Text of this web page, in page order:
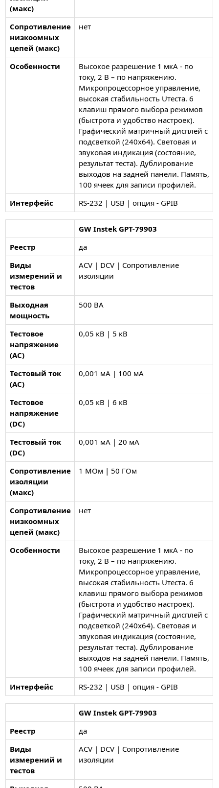
(макс)
Сопротивление
низкоомных
цепей (макс)
нет
Особенности
Высокое разрешение 1 мкА - по
току, 2 В – по напряжению.
Микропроцессорное управление,
высокая стабильность Uтеста. 6
клавиш прямого выбора режимов
(быстрота и удобство настроек).
Графический матричный дисплей с
подсветкой (240х64). Световая и
звуковая индикация (состояние,
результат теста). Дублирование
выходов на задней панели. Память,
100 ячеек для записи профилей.
Интерфейс
RS-232 | USB | опция - GPIB
GW Instek GPT-79903
Реестр
да
Виды
измерений и
тестов
ACV | DCV | Сопротивление
изоляции
Выходная
мощность
500 ВА
Тестовое
напряжение
(AC)
0,05 кВ | 5 кВ
Тестовый ток
(AC)
0,001 мА | 100 мА
Тестовое
напряжение
(DC)
0,05 кВ | 6 кВ
Тестовый ток
(DC)
0,001 мА | 20 мА
Сопротивление
изоляции
(макс)
1 МОм | 50 ГОм
Сопротивление
низкоомных
цепей (макс)
нет
Особенности
Высокое разрешение 1 мкА - по
току, 2 В – по напряжению.
Микропроцессорное управление,
высокая стабильность Uтеста. 6
клавиш прямого выбора режимов
(быстрота и удобство настроек).
Графический матричный дисплей с
подсветкой (240х64). Световая и
звуковая индикация (состояние,
результат теста). Дублирование
выходов на задней панели. Память,
100 ячеек для записи профилей.
Интерфейс
RS-232 | USB | опция - GPIB
GW Instek GPT-79903
Реестр
да
Виды
измерений и
тестов
ACV | DCV | Сопротивление
изоляции